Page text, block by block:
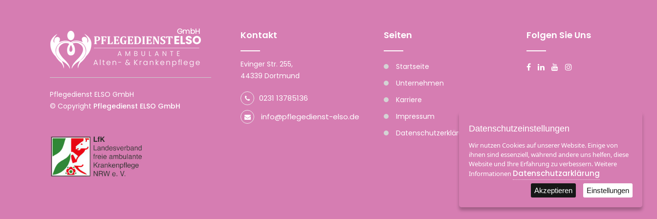
Pflegedienst ELSO GmbH
© Copyright Pflegedienst ELSO GmbH
Kontakt
Evinger Str. 255,
​​​​​​​44339 Dortmund
0231 13785136
info@pflegedienst-elso.de
Seiten
Startseite
Unternehmen
Karriere
Impressum
Datenschutzerklärung
Folgen Sie Uns
Datenschutzeinstellungen
Wir nutzen Cookies auf unserer Website. Einige von
ihnen sind essenziell, während andere uns helfen, diese
Website und Ihre Erfahrung zu verbessern. Weitere
Informationen Datenschutzarklärung
Akzeptieren Einstellungen